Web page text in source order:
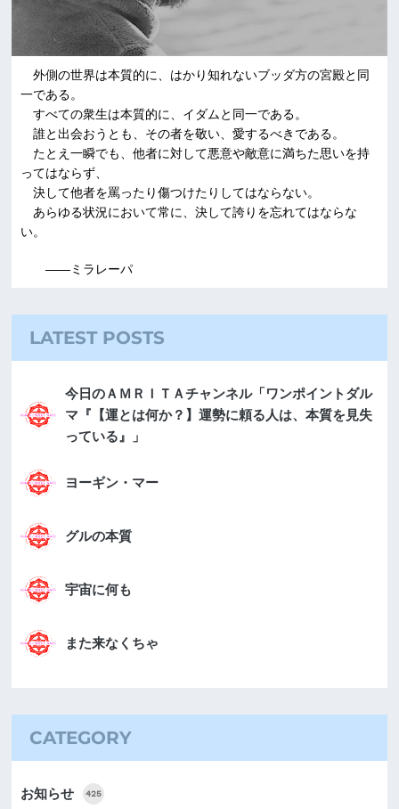
外側の世界は本質的に、はかり知れないブッダ方の宮殿と同
一である。
すべての衆生は本質的に、イダムと同一である。
誰と出会おうとも、その者を敬い、愛するべきである。
たとえ一瞬でも、他者に対して悪意や敵意に満ちた思いを持
ってはならず、
決して他者を罵ったり傷つけたりしてはならない。
あらゆる状況において常に、決して誇りを忘れてはならな
い。
――ミラレーパ
LATEST POSTS
今日のＡＭＲＩＴＡチャンネル「ワンポイントダル
マ『【運とは何か？】運勢に頼る人は、本質を見失
っている』」
ヨーギン・マー
グルの本質
宇宙に何も
また来なくちゃ
CATEGORY
お知らせ 425